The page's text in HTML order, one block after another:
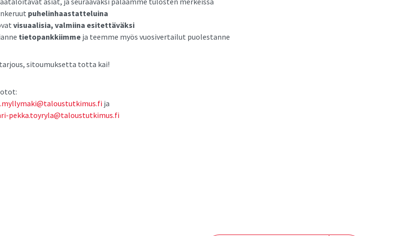
puhelinhaastatteluina
visuaalisia, valmiina esitettäväksi
tietopankkiimme ja teemme myös vuosivertailut puolestanne
sitoumuksetta totta kai!
ja
pekka.toyryla@taloustutkimus.fi